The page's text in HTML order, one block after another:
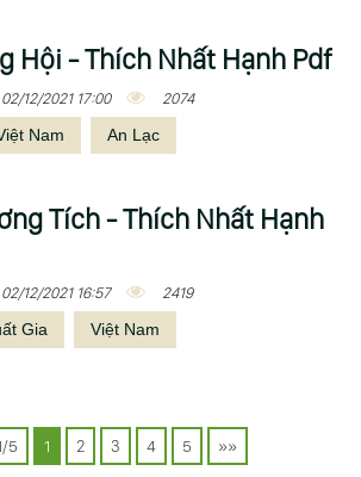
Hội - Thích Nhất Hạnh Pdf
12/2021 17:00 2074
Nam An Lạc
Tích - Thích Nhất Hạnh
12/2021 16:57 2419
Gia Việt Nam
5 1 2 3 4 5 »»